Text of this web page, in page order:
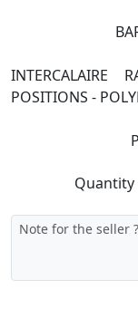
POSITIONS -
Quantity